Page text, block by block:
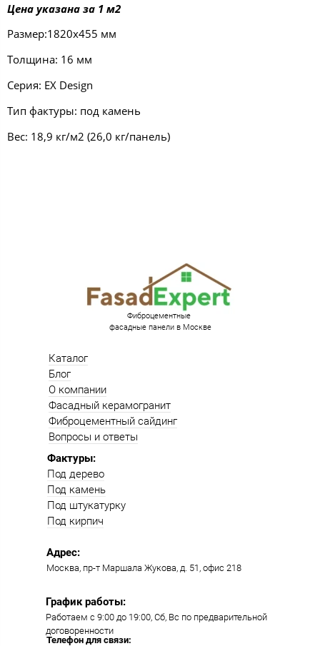
Цена указана за 1 м2
Размер:1820х455 мм
Толщина: 16 мм
Серия: EX Design
Тип фактуры: под камень
Вес: 18,9 кг/м2 (26,0 кг/панель)
Фактуры:
Под дерево
Под камень
Под штукатурку
Под кирпич
Работаем с 9:00 до 19:00​, Сб, Вс по предварительной
договоренности
Москва, пр-т Маршала Жукова, д. 51, офис 218​​
Каталог
Блог
О компании
Фасадный керамогранит
Фиброцементный сайдинг
Вопросы и ответы
Адрес:
График работы:
Телефон для связи:
Фиброцементные
фасадные панели в Москве